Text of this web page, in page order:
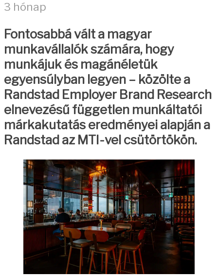
3 hónap
Fontosabbá vált a magyar
munkavállalók számára, hogy
munkájuk és magánéletük
egyensúlyban legyen – közölte a
Randstad Employer Brand Research
elnevezésű független munkáltatói
márkakutatás eredményei alapján a
Randstad az MTI-vel csütörtökön.